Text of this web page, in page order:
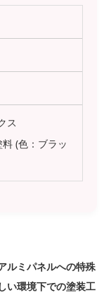
ス
(色：ブラッ
ルミパネルへの特殊
い環境下での塗装工